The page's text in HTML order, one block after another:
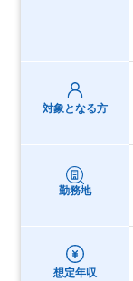
対象となる方
勤務地
想定年収